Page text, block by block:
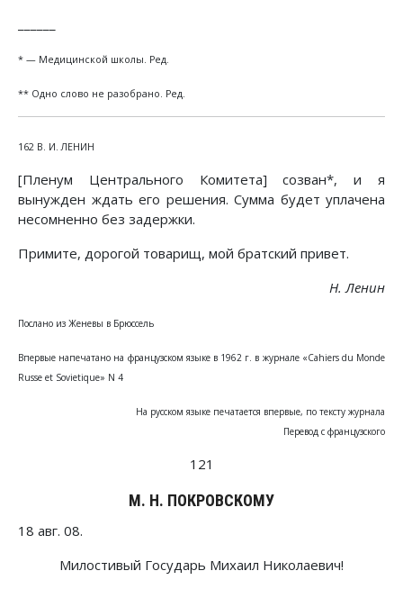
* — Медицинской школы. Ред.
** Одно слово не разобрано. Ред.
162 В. И. ЛЕНИН
[Пленум Центрального Комитета] созван*, и я
вынужден ждать его решения. Сумма будет уплачена
несомненно без задержки.
Примите, дорогой товарищ, мой братский привет.
Н. Ленин
Послано из Женевы в Брюссель
Впервые напечатано на французском языке в 1962 г. в журнале «Cahiers du Monde
Russe et Sovietique» N 4
На русском языке печатается впервые, по тексту журнала
Перевод с французского
121
М. Н. ПОКРОВСКОМУ
18 авг. 08.
Милостивый Государь Михаил Николаевич!